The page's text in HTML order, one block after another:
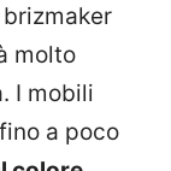
molto
I mobili
a poco